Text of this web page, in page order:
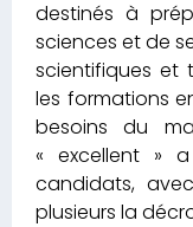
destinés à
sciences et de
scientifiques et
les formations
besoins du
« excellent »
candidats,
plusieurs la